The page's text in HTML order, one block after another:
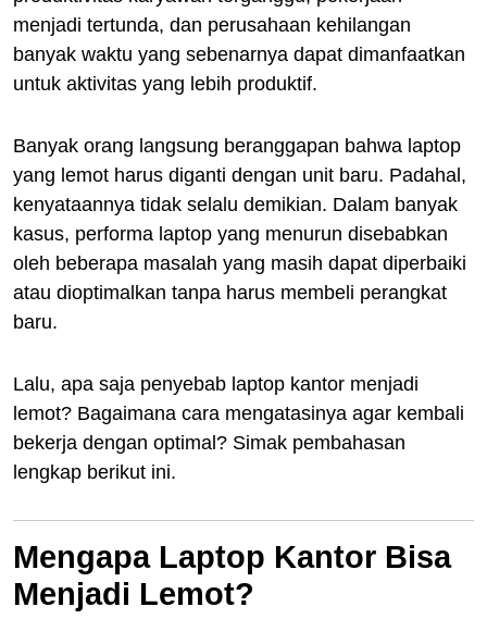
menjadi tertunda, dan perusahaan kehilangan
banyak waktu yang sebenarnya dapat dimanfaatkan
untuk aktivitas yang lebih produktif.
Banyak orang langsung beranggapan bahwa laptop
yang lemot harus diganti dengan unit baru. Padahal,
kenyataannya tidak selalu demikian. Dalam banyak
kasus, performa laptop yang menurun disebabkan
oleh beberapa masalah yang masih dapat diperbaiki
atau dioptimalkan tanpa harus membeli perangkat
baru.
Lalu, apa saja penyebab laptop kantor menjadi
lemot? Bagaimana cara mengatasinya agar kembali
bekerja dengan optimal? Simak pembahasan
lengkap berikut ini.
Mengapa Laptop Kantor Bisa
Menjadi Lemot?